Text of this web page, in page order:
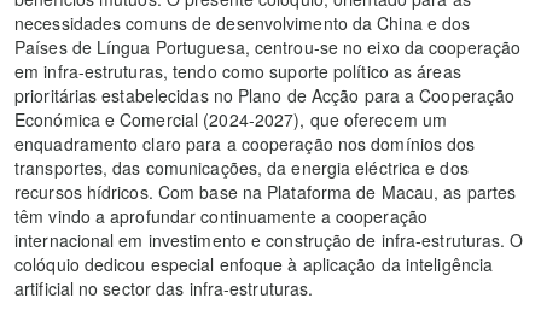
necessidades comuns de desenvolvimento da China e dos
Países de Língua Portuguesa, centrou‑se no eixo da cooperação
em infra‑estruturas, tendo como suporte político as áreas
prioritárias estabelecidas no Plano de Acção para a Cooperação
Económica e Comercial (2024‑2027), que oferecem um
enquadramento claro para a cooperação nos domínios dos
transportes, das comunicações, da energia eléctrica e dos
recursos hídricos. Com base na Plataforma de Macau, as partes
têm vindo a aprofundar continuamente a cooperação
internacional em investimento e construção de infra‑estruturas. O
colóquio dedicou especial enfoque à aplicação da inteligência
artificial no sector das infra‑estruturas.